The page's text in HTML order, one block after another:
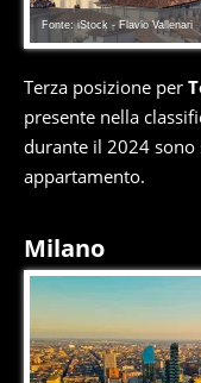
Fonte: iStock - Flavio Vallenari
Terza posizione per
presente nella
durante il 2024
appartamento.
Milano